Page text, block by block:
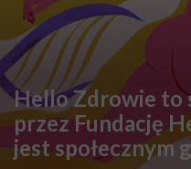
Hello Zdrowie to
przez Fundację
jest społecznym